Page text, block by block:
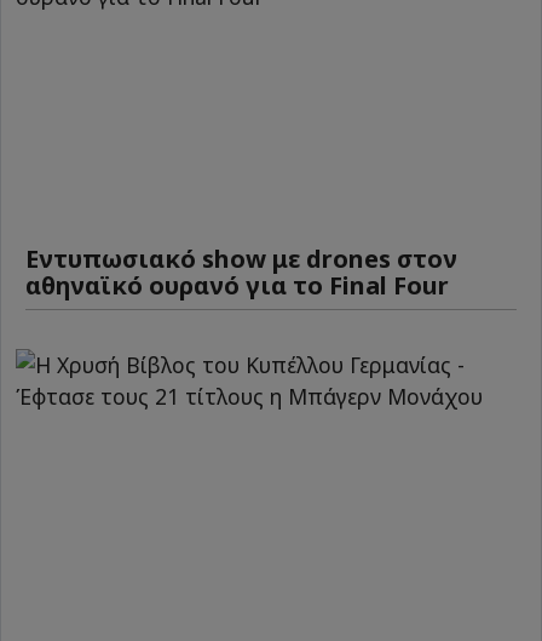
Εντυπωσιακό show με drones στον
αθηναϊκό ουρανό για το Final Four